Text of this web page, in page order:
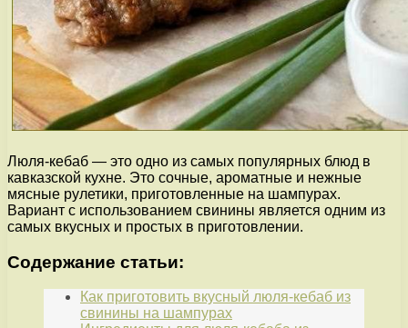
Люля-кебаб — это одно из самых популярных блюд в
кавказской кухне. Это сочные, ароматные и нежные
мясные рулетики, приготовленные на шампурах.
Вариант с использованием свинины является одним из
самых вкусных и простых в приготовлении.
Содержание статьи:
Как приготовить вкусный люля-кебаб из
свинины на шампурах